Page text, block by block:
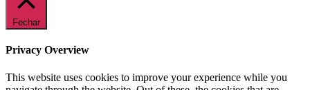
Fechar
Privacy Overview
This website uses cookies to improve your experience while you